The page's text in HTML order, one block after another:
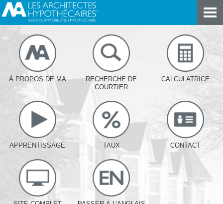
À PROPOS DE MA
RECHERCHE DE
COURTIER
CALCULATRICE
APPRENTISSAGE TAUX CONTACT